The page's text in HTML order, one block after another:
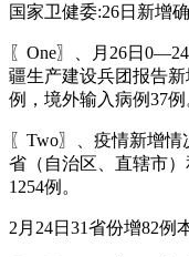
国家卫健委:26日新增
〖One〗、月26日
疆生产建设兵团报告
例，境外输入病例37例
〖Two〗、疫情新增
省（自治区、直辖市
1254例。
2月24日31省份增82例